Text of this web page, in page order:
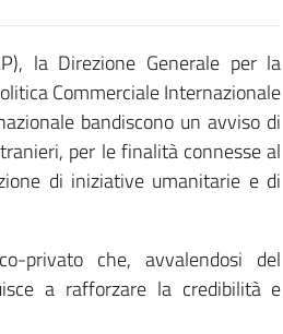
la Direzione Generale per la
Commerciale Internazionale
bandiscono un avviso di
per le finalità connesse al
di iniziative umanitarie e di
privato che, avvalendosi del
a rafforzare la credibilità e